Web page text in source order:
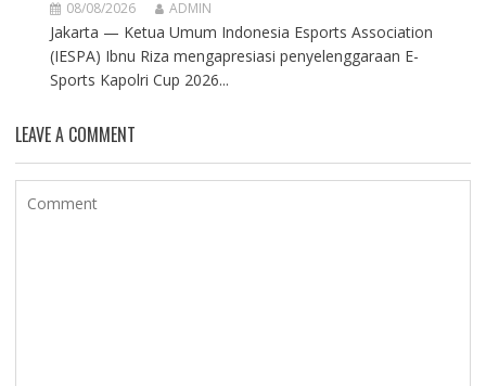
08/08/2026 ADMIN
Jakarta — Ketua Umum Indonesia Esports Association
(IESPA) Ibnu Riza mengapresiasi penyelenggaraan E-
Sports Kapolri Cup 2026...
LEAVE A COMMENT